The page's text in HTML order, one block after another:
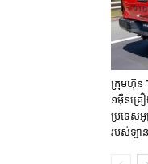
ក្រុមហ៊ុន
១មុឺនគ្រឿ
ប្រទេសអូ
របស់ឡា